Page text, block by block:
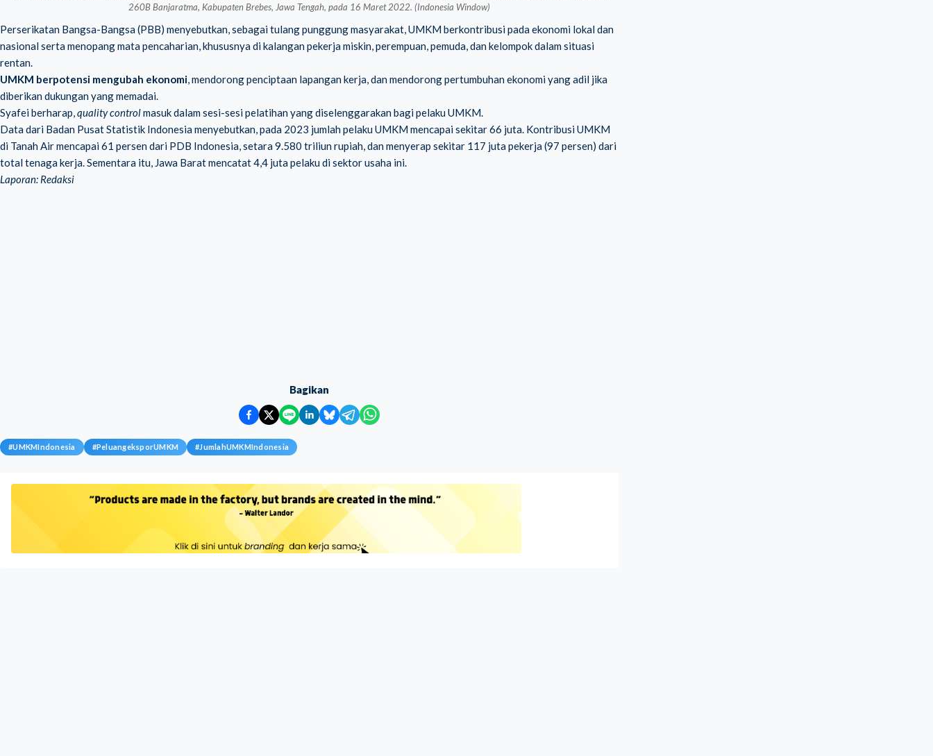
260B Banjaratma, Kabupaten Brebes, Jawa Tengah, pada 16 Maret 2022. (Indonesia Window)
Perserikatan Bangsa-Bangsa (PBB) menyebutkan, sebagai tulang punggung masyarakat, UMKM berkontribusi pada ekonomi lokal dan
nasional serta menopang mata pencaharian, khususnya di kalangan pekerja miskin, perempuan, pemuda, dan kelompok dalam situasi
rentan.
UMKM berpotensi mengubah ekonomi, mendorong penciptaan lapangan kerja, dan mendorong pertumbuhan ekonomi yang adil jika
diberikan dukungan yang memadai.
Syafei berharap,quality controlmasuk dalam sesi-sesi pelatihan yang diselenggarakan bagi pelaku UMKM.
Data dari Badan Pusat Statistik Indonesia menyebutkan, pada 2023 jumlah pelaku UMKM mencapai sekitar 66 juta. Kontribusi UMKM
di Tanah Air mencapai 61 persen dari PDB Indonesia, setara 9.580 triliun rupiah, dan menyerap sekitar 117 juta pekerja (97 persen) dari
total tenaga kerja. Sementara itu, Jawa Barat mencatat 4,4 juta pelaku di sektor usaha ini.
Laporan: Redaksi
Bagikan
#UMKMIndonesia #PeluangeksporUMKM #JumlahUMKMIndonesia